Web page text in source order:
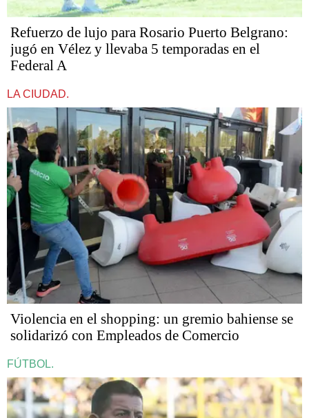
Refuerzo de lujo para Rosario Puerto Belgrano:
jugó en Vélez y llevaba 5 temporadas en el
Federal A
LA CIUDAD.
Violencia en el shopping: un gremio bahiense se
solidarizó con Empleados de Comercio
FÚTBOL.